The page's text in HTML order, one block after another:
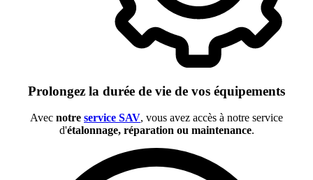
Prolongez la durée de vie de vos équipements
Avec notre service SAV, vous avez accès à notre service
d'étalonnage, réparation ou maintenance.